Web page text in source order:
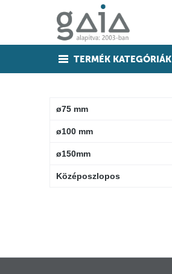
TERMÉK KATEGÓRIÁK
ø75 mm
ø100 mm
ø150mm
Középoszlopos